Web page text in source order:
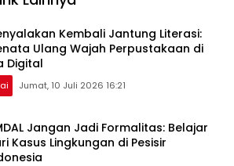
Kembali Jantung Literasi:
Ulang Wajah Perpustakaan di
Digital
Jumat, 10 Juli 2026 16:21
Jangan Jadi Formalitas: Belajar
Kasus Lingkungan di Pesisir